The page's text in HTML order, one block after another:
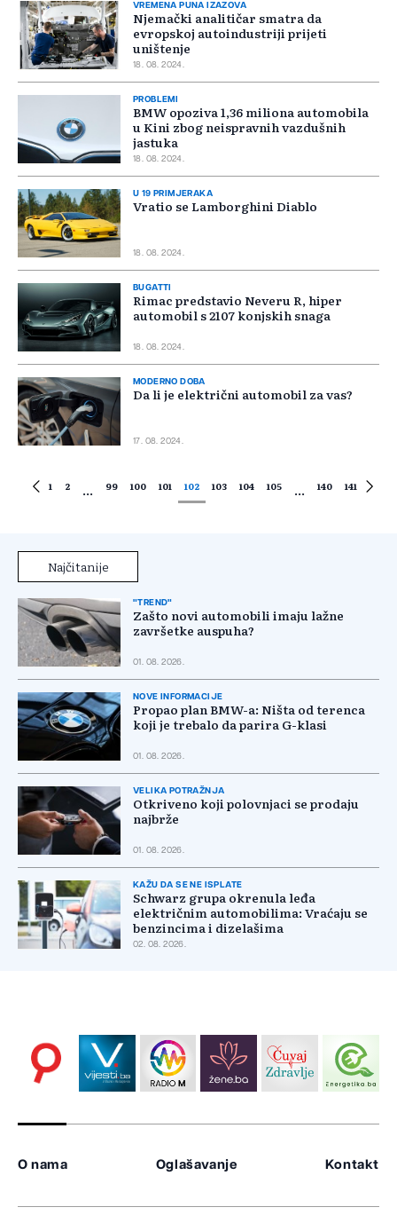
VREMENA PUNA IZAZOVA
Njemački analitičar smatra da
evropskoj autoindustriji prijeti
uništenje
18. 08. 2024.
PROBLEMI
BMW opoziva 1,36 miliona automobila
u Kini zbog neispravnih vazdušnih
jastuka
18. 08. 2024.
U 19 PRIMJERAKA
Vratio se Lamborghini Diablo
18. 08. 2024.
BUGATTI
Rimac predstavio Neveru R, hiper
automobil s 2107 konjskih snaga
18. 08. 2024.
MODERNO DOBA
Da li je električni automobil za vas?
17. 08. 2024.
1 2 ... 99 100 101 102 103 104 105 ... 140 141
Najčitanije
"TREND"
Zašto novi automobili imaju lažne
završetke auspuha?
01. 08. 2026.
NOVE INFORMACIJE
Propao plan BMW-a: Ništa od terenca
koji je trebalo da parira G-klasi
01. 08. 2026.
VELIKA POTRAŽNJA
Otkriveno koji polovnjaci se prodaju
najbrže
01. 08. 2026.
KAŽU DA SE NE ISPLATE
Schwarz grupa okrenula leđa
električnim automobilima: Vraćaju se
benzincima i dizelašima
02. 08. 2026.
O nama Oglašavanje Kontakt